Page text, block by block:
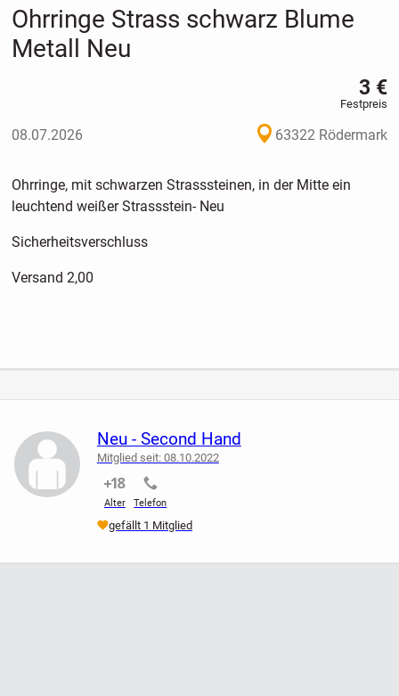
Ohrringe Strass schwarz Blume
Metall Neu
3 €
Festpreis
08.07.2026 63322 Rödermark
Ohrringe, mit schwarzen Strasssteinen, in der Mitte ein
leuchtend weißer Strassstein- Neu
Sicherheitsverschluss
Versand 2,00
Neu - Second Hand
Mitglied seit: 08.10.2022
Alter
nicht verifiziert
Telefon
nicht verifiziert
gefällt 1 Mitglied